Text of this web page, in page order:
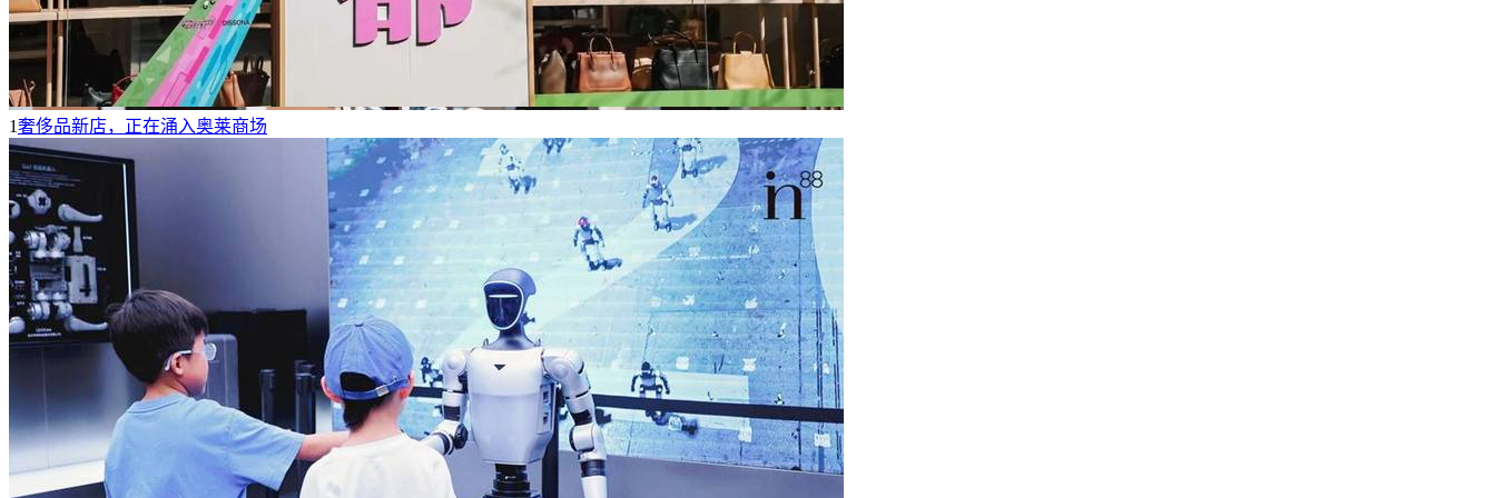
1奢侈品新店，正在涌入奥莱商场